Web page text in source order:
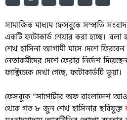
সামাজিক মাধ্যম ফেসবুকে সম্প্রতি
একটি ফটোকার্ড শেয়ার করা হচ্ছে। বলা
শেখ হাসিনা আগামী মাসে দেশে ফিরবেন
নেতাকর্মীদের দেশে ফেরার নির্দেশ
ফ্যাক্টচেকে দেখা গেছে, ফটোকার্ডটি ভুয়া।
ফেসবুকে “সাপোর্টার অফ বাংলাদেশ
থেকে গত ৮ জুন শেখ হাসিনার ছবিযুক্ত